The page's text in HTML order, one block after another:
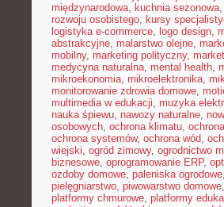
międzynarodowa, kuchnia sezonowa,
rozwoju osobistego, kursy
logistyka e-commerce, logo design,
abstrakcyjne, malarstwo olejne,
mobilny, marketing polityczny,
medycyna naturalna, mental health,
mikroekonomia, mikroelektronika,
monitorowanie zdrowia domowe,
multimedia w edukacji, muzyka
nauka śpiewu, nawozy naturalne,
osobowych, ochrona klimatu,
ochrona systemów, ochrona wód,
wiejski, ogród zimowy, ogrodnictwo
biznesowe, oprogramowanie ERP,
ozdoby domowe, paleniska ogrodowe,
pielęgniarstwo, piwowarstwo domowe,
platformy chmurowe, platformy